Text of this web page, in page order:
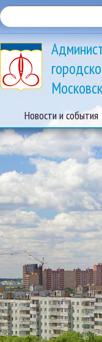
Новости и события